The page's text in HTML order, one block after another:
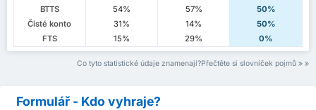
BTTS
54% 57%
50%
Čisté konto
31% 14%
50%
FTS
15% 29% 0%
Co tyto statistické údaje znamenají?Přečtěte si slovníček pojmů
Formulář - Kdo vyhraje?